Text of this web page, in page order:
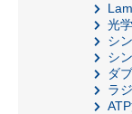
光
シ
シ
ダ
ラ